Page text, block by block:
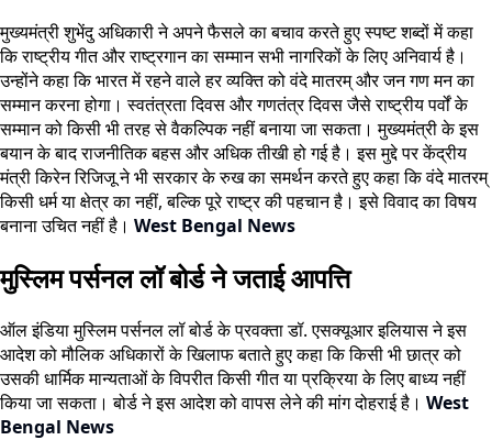
मुख्यमंत्री शुभेंदु अधिकारी ने अपने फैसले का बचाव करते हुए स्पष्ट शब्दों में कहा
कि राष्ट्रीय गीत और राष्ट्रगान का सम्मान सभी नागरिकों के लिए अनिवार्य है।
उन्होंने कहा कि भारत में रहने वाले हर व्यक्ति को वंदे मातरम् और जन गण मन का
सम्मान करना होगा। स्वतंत्रता दिवस और गणतंत्र दिवस जैसे राष्ट्रीय पर्वों के
सम्मान को किसी भी तरह से वैकल्पिक नहीं बनाया जा सकता। मुख्यमंत्री के इस
बयान के बाद राजनीतिक बहस और अधिक तीखी हो गई है। इस मुद्दे पर केंद्रीय
मंत्री किरेन रिजिजू ने भी सरकार के रुख का समर्थन करते हुए कहा कि वंदे मातरम्
किसी धर्म या क्षेत्र का नहीं, बल्कि पूरे राष्ट्र की पहचान है। इसे विवाद का विषय
बनाना उचित नहीं है। West Bengal News
मुस्लिम पर्सनल लॉ बोर्ड ने जताई आपत्ति
ऑल इंडिया मुस्लिम पर्सनल लॉ बोर्ड के प्रवक्ता डॉ. एसक्यूआर इलियास ने इस
आदेश को मौलिक अधिकारों के खिलाफ बताते हुए कहा कि किसी भी छात्र को
उसकी धार्मिक मान्यताओं के विपरीत किसी गीत या प्रक्रिया के लिए बाध्य नहीं
किया जा सकता। बोर्ड ने इस आदेश को वापस लेने की मांग दोहराई है। West
Bengal News